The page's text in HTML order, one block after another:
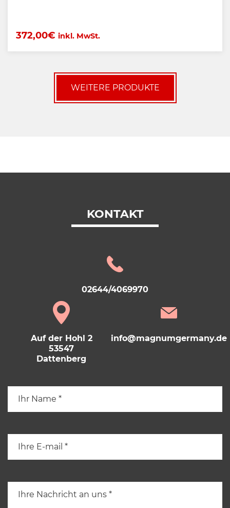
372,00€ inkl. MwSt.
WEITERE PRODUKTE
KONTAKT
02644/4069970
Auf der Hohl 2
53547
Dattenberg
info@magnumgermany.de